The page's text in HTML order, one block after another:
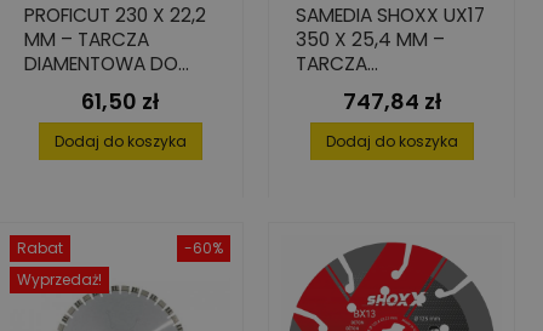
PROFICUT 230 X 22,2
MM – TARCZA
DIAMENTOWA DO
CIĘCIA BETONU
Cena
61,50 zł
Dodaj do koszyka
SAMEDIA SHOXX UX17
350 X 25,4 MM –
TARCZA
DIAMENTOWA DO
CIĘCIA BETONU
Cena
747,84 zł
Dodaj do koszyka
-60%
Rabat
Wyprzedaż!